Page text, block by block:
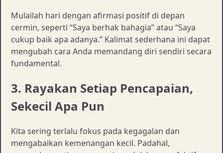
Mulailah hari dengan afirmasi positif di depan
cermin, seperti “Saya berhak bahagia” atau “Saya
cukup baik apa adanya.” Kalimat sederhana ini dapat
mengubah cara Anda memandang diri sendiri secara
fundamental.
3. Rayakan Setiap Pencapaian,
Sekecil Apa Pun
Kita sering terlalu fokus pada kegagalan dan
mengabaikan kemenangan kecil. Padahal,